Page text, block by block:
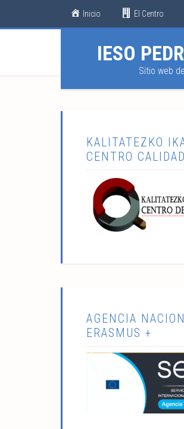
Inicio El Centro
IESO
Sitio web
KALITATEZKO
CENTRO CALIDAD
AGENCIA
ERASMUS +